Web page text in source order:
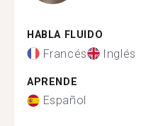
HABLA FLUIDO
Francés Inglés
APRENDE
Español